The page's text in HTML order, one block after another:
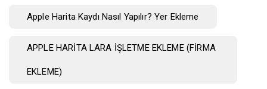
Apple Harita Kaydı Nasıl Yapılır? Yer Ekleme
APPLE HARİTA LARA İŞLETME EKLEME (FİRMA
EKLEME)